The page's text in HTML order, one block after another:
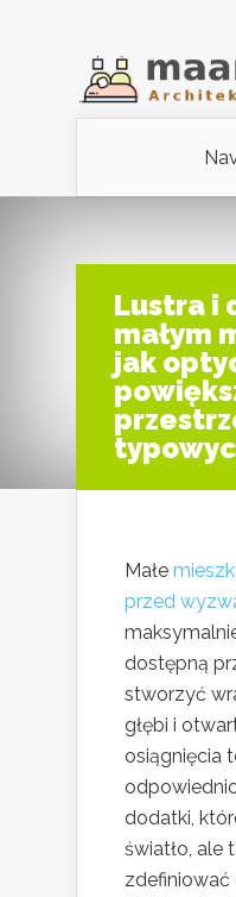
Lustra i
małym
jak
Małe
przed
dostępną
stworzyć
głębi i
osiągnięcia
dodatki,
światło, ale
zdefiniować